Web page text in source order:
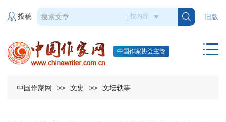
旧版
投稿
中国作家协会主管
中国作家网 >> 文史 >> 文坛轶事